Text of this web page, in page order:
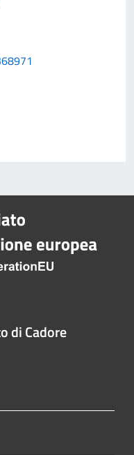
di Cadore